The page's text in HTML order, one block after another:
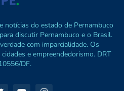
notícias do estado de Pernambuco
discutir Pernambuco e o Brasil.
com imparcialidade. Os
e empreendedorismo. DRT
DF.